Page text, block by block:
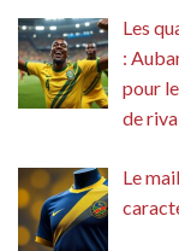
Les
:
pour
de
Le